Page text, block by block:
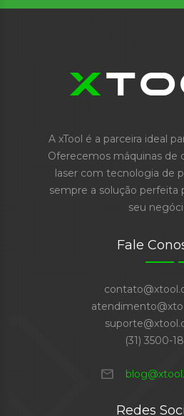
A xTool é a parceira ideal
Oferecemos máquinas de
laser com tecnologia de
sempre a solução perfeita
seu
Fale
(31) 3500-
mail
Redes